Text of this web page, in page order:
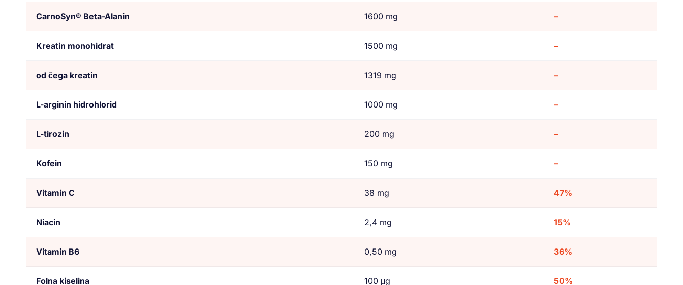
CarnoSyn® Beta-Alanin 1600 mg –
Kreatin monohidrat 1500 mg –
od čega kreatin 1319 mg –
L-arginin hidrohlorid 1000 mg –
L-tirozin 200 mg –
Kofein 150 mg –
Vitamin C 38 mg 47%
Niacin 2,4 mg 15%
Vitamin B6 0,50 mg 36%
Folna kiselina 100 μg 50%